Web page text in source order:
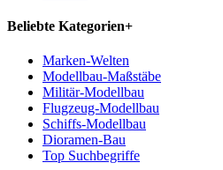
Beliebte Kategorien+
Marken-Welten
Modellbau-Maßstäbe
Militär-Modellbau
Flugzeug-Modellbau
Schiffs-Modellbau
Dioramen-Bau
Top Suchbegriffe